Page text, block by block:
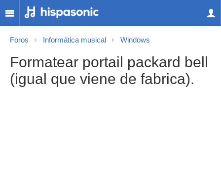
Foros Informática musical Windows
Formatear portail packard bell
(igual que viene de fabrica).